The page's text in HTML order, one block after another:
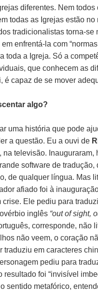
diferentes. Nem todos
todas as Igrejas estão no
tradicionalistas torna-se
enfrentá-la com
toda a Igreja. Só a
que conhecem as
é capaz de se mover
algo?
uma história que pode
a questão. Eu a ouvi de
, na televisão. Inauguraram,
software de tradução,
de qualquer língua. Mas
afiado foi à
crise. Ele pediu para
inglês “out of sight,
corresponde, não
não veem, o coração
traduziu em caracteres
pediu para
resultado foi “invisível
sentido metafórico,